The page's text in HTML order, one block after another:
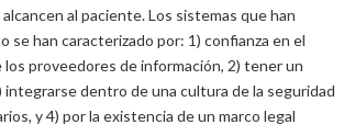
al paciente. Los sistemas que han
se han caracterizado por: 1) confianza en el
proveedores de información, 2) tener un
integrarse dentro de una cultura de la seguridad
y 4) por la existencia de un marco legal